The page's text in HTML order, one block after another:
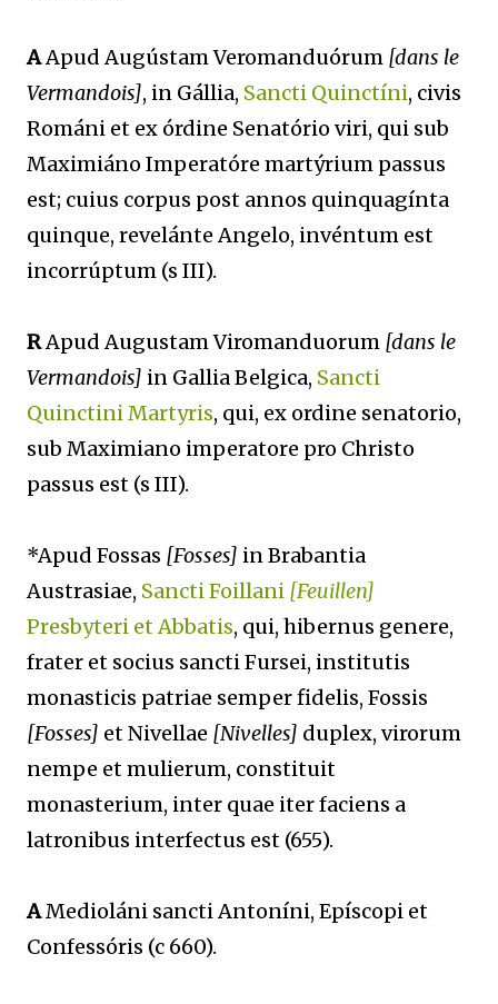
AApud Augústam Veromanduórum [dans le
Vermandois], in Gállia, Sancti Quinctíni, civis
Románi et ex órdine Senatório viri, qui sub
Maximiáno Imperatóre martýrium passus
est; cuius corpus post annos quinquagínta
quinque, revelánte Angelo, invéntum est
incorrúptum (s III).
RApud Augustam Viromanduorum [dans le
Vermandois] in Gallia Belgica, Sancti
Quinctini Martyris, qui, ex ordine senatorio,
sub Maximiano imperatore pro Christo
passus est (s III).
*Apud Fossas [Fosses] in Brabantia
Austrasiae, Sancti Foillani [Feuillen]
Presbyteri et Abbatis, qui, hibernus genere,
frater et socius sancti Fursei, institutis
monasticis patriae semper fidelis, Fossis
[Fosses] et Nivellae [Nivelles] duplex, virorum
nempe et mulierum, constituit
monasterium, inter quae iter faciens a
latronibus interfectus est (655).
AMedioláni sancti Antoníni, Epíscopi et
Confessóris (c 660).